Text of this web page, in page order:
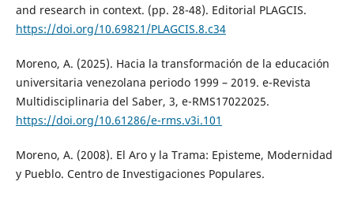
and research in context. (pp. 28-48). Editorial PLAGCIS.
https://doi.org/10.69821/PLAGCIS.8.c34
Moreno, A. (2025). Hacia la transformación de la educación
universitaria venezolana periodo 1999 – 2019. e-Revista
Multidisciplinaria del Saber, 3, e-RMS17022025.
https://doi.org/10.61286/e-rms.v3i.101
Moreno, A. (2008). El Aro y la Trama: Episteme, Modernidad
y Pueblo. Centro de Investigaciones Populares.